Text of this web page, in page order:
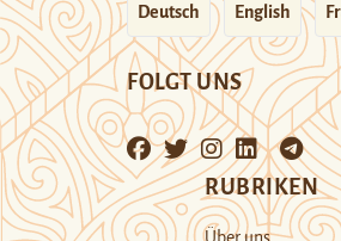
Deutsch English
FOLGT UNS
RUBRIKEN